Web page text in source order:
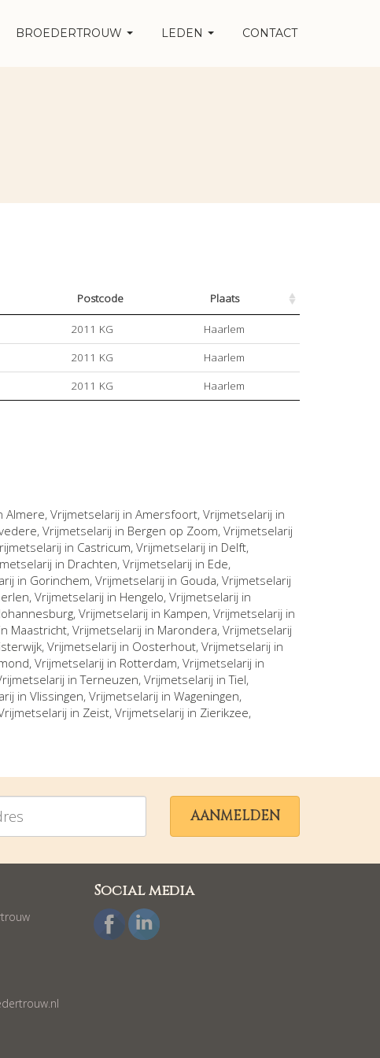
BROEDERTROUW LEDEN CONTACT
Postcode Plaats
2011 KG
Haarlem
2011 KG
Haarlem
2011 KG Haarlem
Almere, Vrijmetselarij in Amersfoort, Vrijmetselarij in
, Vrijmetselarij in Bergen op Zoom, Vrijmetselarij
in Castricum, Vrijmetselarij in Delft,
in Drachten, Vrijmetselarij in Ede,
in Gorinchem, Vrijmetselarij in Gouda, Vrijmetselarij
, Vrijmetselarij in Hengelo, Vrijmetselarij in
Johannesburg, Vrijmetselarij in Kampen, Vrijmetselarij in
Maastricht, Vrijmetselarij in Marondera, Vrijmetselarij
, Vrijmetselarij in Oosterhout, Vrijmetselarij in
, Vrijmetselarij in Rotterdam, Vrijmetselarij in
inTerneuzen, Vrijmetselarij inTiel,
in Vlissingen, Vrijmetselarij in Wageningen,
in Zeist, Vrijmetselarij in Zierikzee,
AANMELDEN
Social media